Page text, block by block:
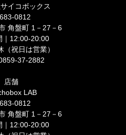
イコボックス
0812
角盤町 1－27－6
｜12:00-20:00
（祝日は営業）
37-2882
店舗
LAB
0812
角盤町 1－27－6
｜12:00-20:00